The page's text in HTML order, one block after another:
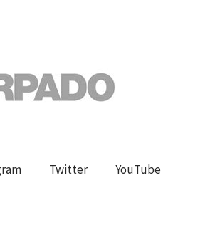
Twitter YouTube